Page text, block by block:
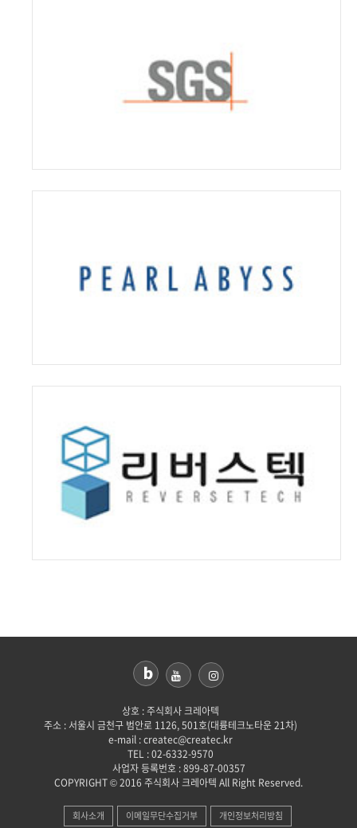
상호 : 주식회사 크레아텍
주소 : 서울시 금천구 범안로 1126, 501호(대륭테크노타운 21차)
e-mail : createc@createc.kr
TEL : 02-6332-9570
사업자 등록번호 : 899-87-00357
COPYRIGHT © 2016 주식회사 크레아텍 All Right Reserved.
회사소개 이메일무단수집거부 개인정보처리방침